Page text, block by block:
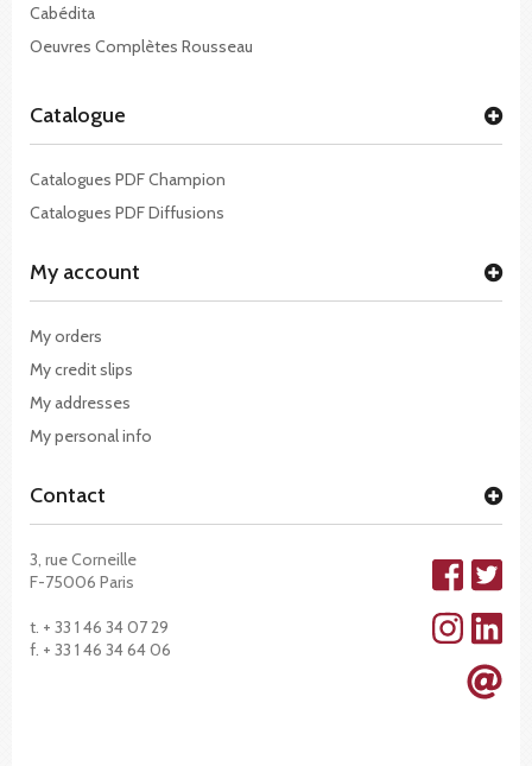
Cabédita
Oeuvres Complètes Rousseau
Catalogue
Catalogues PDF Champion
Catalogues PDF Diffusions
My account
My orders
My credit slips
My addresses
My personal info
Contact
3, rue Corneille
F-75006 Paris
t. + 33 1 46 34 07 29
f. + 33 1 46 34 64 06